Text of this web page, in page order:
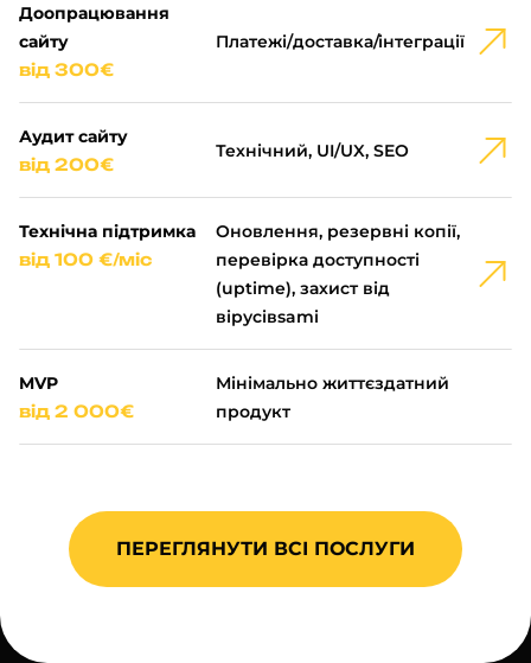
Доопрацювання
сайту
від 300€
Платежі/доставка/інтеграції
Аудит сайту
від 200€
Технічний, UI/UX, SEO
Технічна підтримка
від 100 €/міс
Оновлення, резервні копії,
перевірка доступності
(uptime), захист від
вірусівsami
MVP
від 2 000€
Мінімально життєздатний
продукт
ПЕРЕГЛЯНУТИ ВСІ ПОСЛУГИ